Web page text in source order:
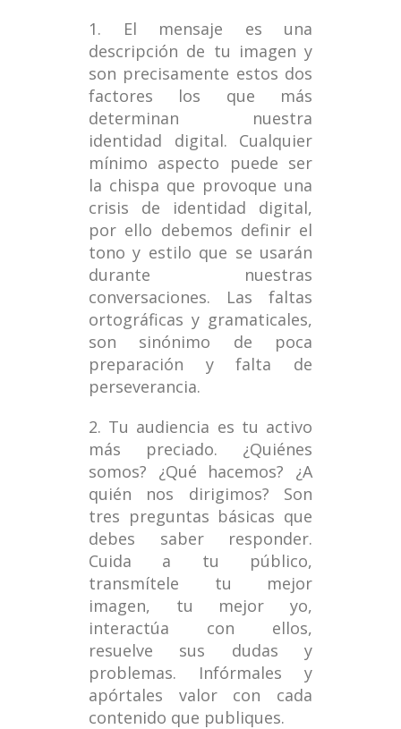
1. El mensaje es una
descripción de tu imagen y
son precisamente estos dos
factores los que más
determinan nuestra
identidad digital. Cualquier
mínimo aspecto puede ser
la chispa que provoque una
crisis de identidad digital,
por ello debemos definir el
tono y estilo que se usarán
durante nuestras
conversaciones. Las faltas
ortográficas y gramaticales,
son sinónimo de poca
preparación y falta de
perseverancia.
2. Tu audiencia es tu activo
más preciado. ¿Quiénes
somos? ¿Qué hacemos? ¿A
quién nos dirigimos? Son
tres preguntas básicas que
debes saber responder.
Cuida a tu público,
transmítele tu mejor
imagen, tu mejor yo,
interactúa con ellos,
resuelve sus dudas y
problemas. Infórmales y
apórtales valor con cada
contenido que publiques.